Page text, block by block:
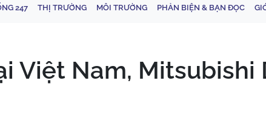
247 THỊ TRƯỜNG MÔI TRƯỜNG PHẢN BIỆN & BẠN ĐỌC
Việt Nam,